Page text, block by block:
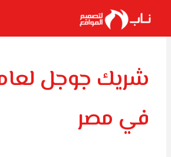
المحتوى
في مصر